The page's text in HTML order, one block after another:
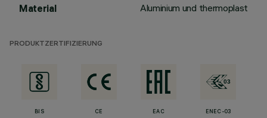
Material Aluminium und thermoplast
PRODUKTZERTIFIZIERUNG
BIS CE EAC ENEC-03